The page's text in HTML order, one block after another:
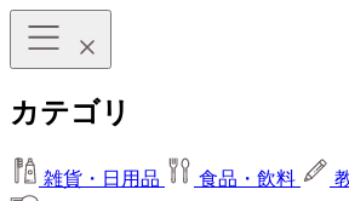
カテゴリ
雑貨・日用品 食品・飲料